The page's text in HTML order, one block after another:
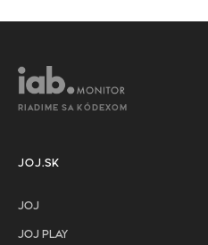
RIADIME SA KÓDEXOM
JOJ.SK
JOJ
JOJ PLAY